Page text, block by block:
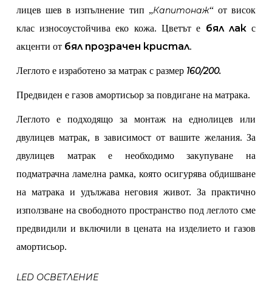
лицев шев в изпълнение тип „Капитонаж“ от висок
клас износоустойчива еко кожа. Цветът е бял лакс
акценти от бял прозрачен кристал.
Леглото е изработено за матрак с размер 160/200.
Предвиден е газов амортисьор за повдигане на матрака.
Леглото е подходящо за монтаж на еднолицев или
двулицев матрак, в зависимост от вашите желания. За
двулицев матрак е необходимо закупуване на
подматрачна ламелна рамка, която осигурява обдишване
на матрака и удължава неговия живот. За практично
използване на свободното пространство под леглото сме
предвидили и включили в цената на изделието и газов
амортисьор.
LED ОСВЕТЛЕНИЕ